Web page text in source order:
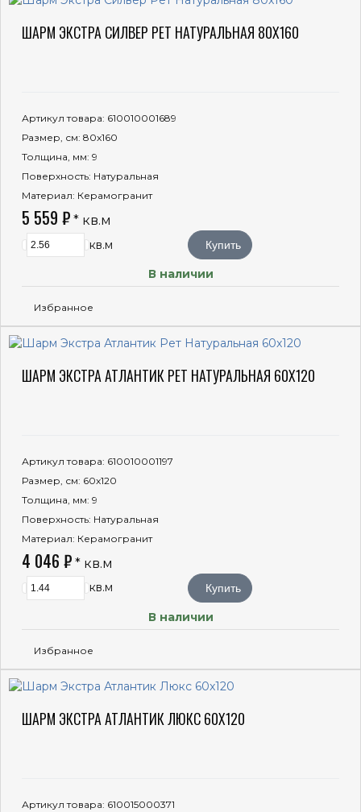
ШАРМ ЭКСТРА СИЛВЕР РЕТ НАТУРАЛЬНАЯ 80X160
Артикул товара: 610010001689
Размер, см: 80x160
Толщина, мм: 9
Поверхность: Натуральная
Материал: Керамогранит
5 559 ₽ * кв.м
кв.м Купить
В наличии
Избранное
ШАРМ ЭКСТРА АТЛАНТИК РЕТ НАТУРАЛЬНАЯ 60X120
Артикул товара: 610010001197
Размер, см: 60x120
Толщина, мм: 9
Поверхность: Натуральная
Материал: Керамогранит
4 046 ₽ * кв.м
кв.м Купить
В наличии
Избранное
ШАРМ ЭКСТРА АТЛАНТИК ЛЮКС 60X120
Артикул товара: 610015000371